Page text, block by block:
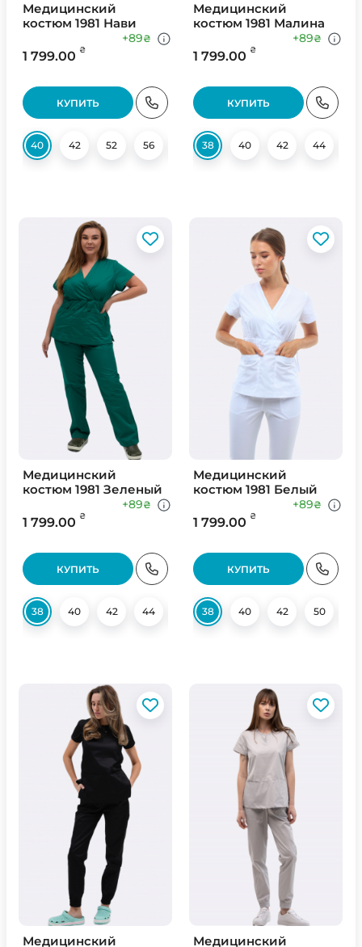
Медицинский
костюм 1981 Нави
1 799.00 ₴
+89₴
КУПИТЬ
40 42 52 56 58
Медицинский
костюм 1981 Малина
1 799.00 ₴
+89₴
КУПИТЬ
38 40 42 44
Медицинский
костюм 1981 Зеленый
1 799.00 ₴
+89₴
КУПИТЬ
38 40 42 44 56
Медицинский
костюм 1981 Белый
1 799.00 ₴
+89₴
КУПИТЬ
38 40 42 50
Медицинский Медицинский